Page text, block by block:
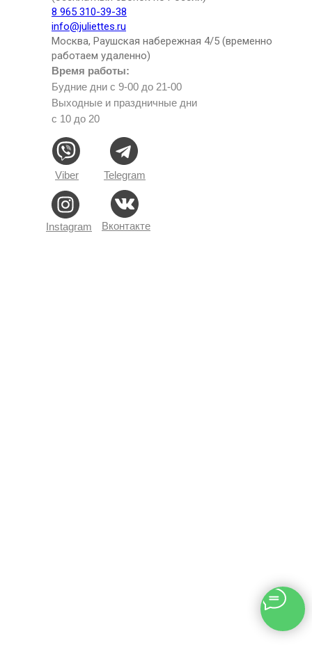
Время работы:
Будние дни с 9-00 до 21-00
Выходные и праздничные дни
с 10 до 20
Telegram
Viber
Instagram
8 965 310-39-38
info@juliettes.ru
Москва, Раушская набережная 4/5 (временно
работаем удаленно)
Вконтакте